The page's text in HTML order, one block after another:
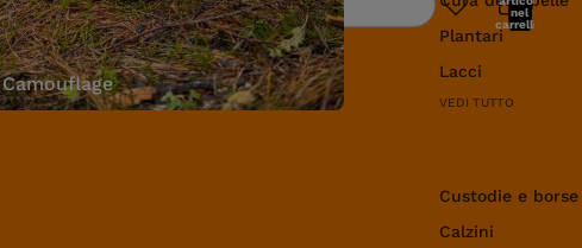
Camouflage
Plantari
Lacci
VEDI TUTTO
Custodie e
Calzini
Ricerca
nel
carrello: